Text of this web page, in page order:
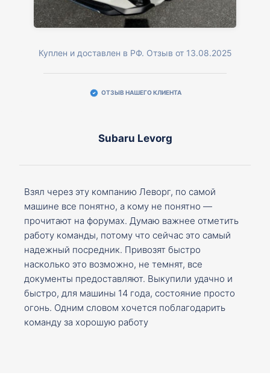
Куплен и доставлен в РФ. Отзыв от 13.08.2025
ОТЗЫВ НАШЕГО КЛИЕНТА
Subaru Levorg
Взял через эту компанию Леворг, по самой
машине все понятно, а кому не понятно —
прочитают на форумах. Думаю важнее отметить
работу команды, потому что сейчас это самый
надежный посредник. Привозят быстро
насколько это возможно, не темнят, все
документы предоставляют. Выкупили удачно и
быстро, для машины 14 года, состояние просто
огонь. Одним словом хочется поблагодарить
команду за хорошую работу